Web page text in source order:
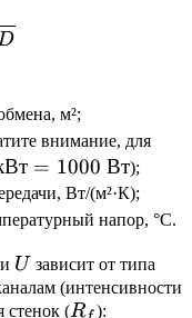
\cdot
м²;
внимание, для
=
= 1000 Вт);
Вт/(м²·К);
напор, °C.
U
U зависит от типа
(интенсивности
стенок (R_f
R ):